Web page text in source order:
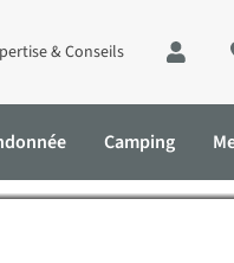
& Conseils
Camping
Courir de